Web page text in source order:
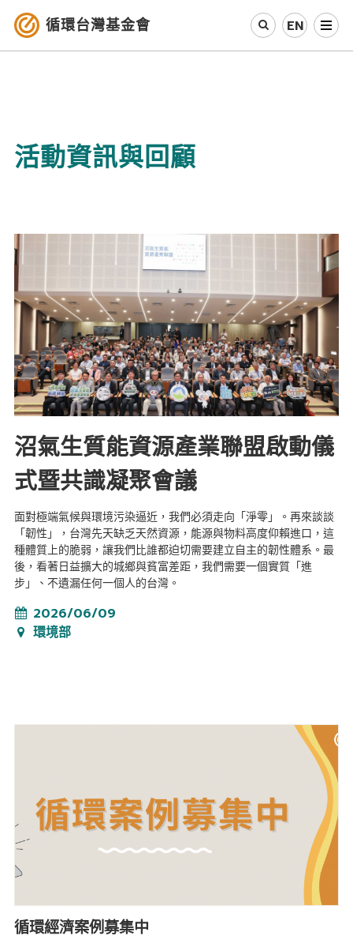
循環台灣基金會 EN
循環社會
最新消息
關於我們
活動資訊與回顧
沼氣生質能資源產業聯盟啟動儀
式暨共識凝聚會議
面對極端氣候與環境污染逼近，我們必須走向「淨零」。再來談談
「韌性」，台灣先天缺乏天然資源，能源與物料高度仰賴進口，這
種體質上的脆弱，讓我們比誰都迫切需要建立自主的韌性體系。最
後，看著日益擴大的城鄉與貧富差距，我們需要一個實質「進
步」、不遺漏任何一個人的台灣。
2026/06/09
環境部
循環經濟案例募集中